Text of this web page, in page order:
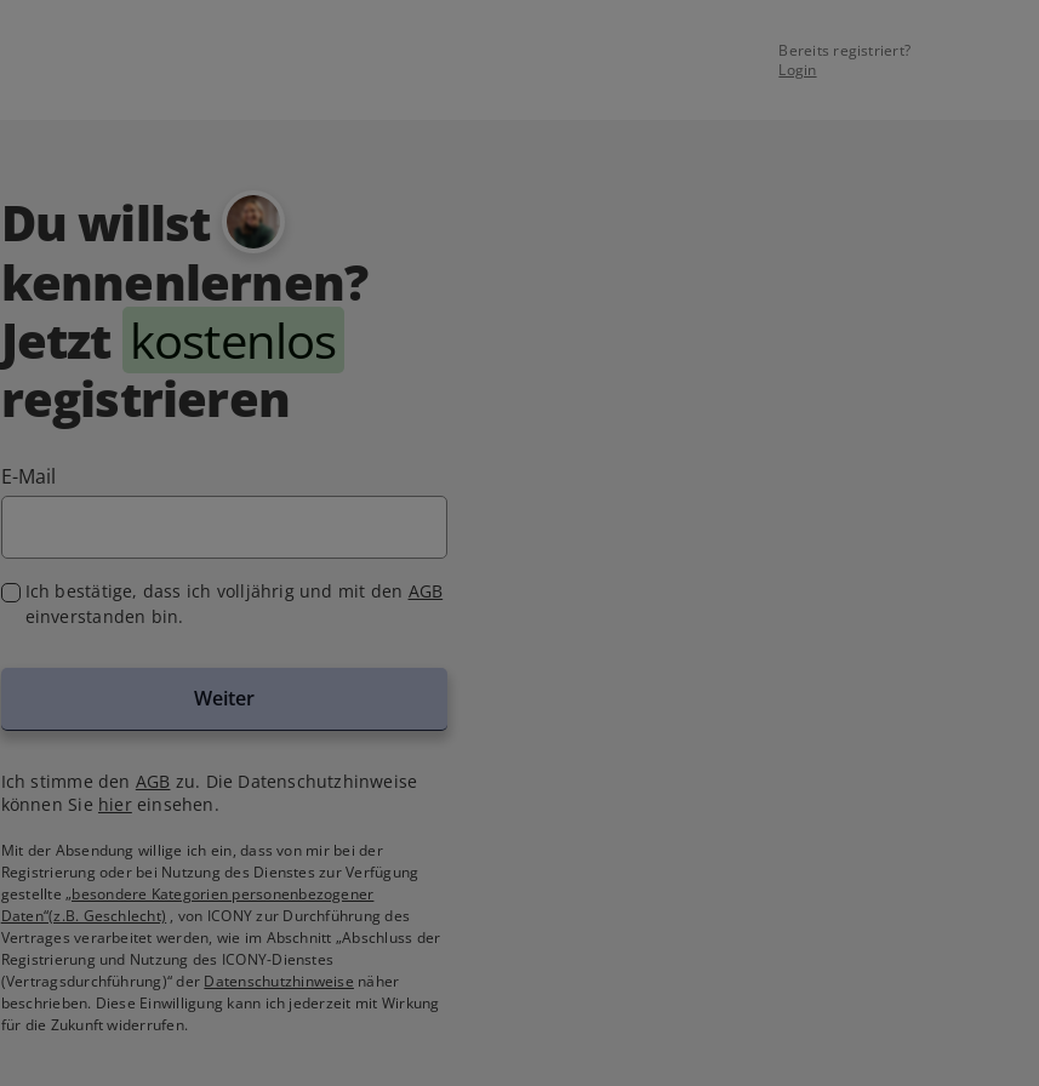
Bereits registriert?
Login
Du willst
kennenlernen?
Jetzt kostenlos
registrieren
E-Mail
Ich bestätige, dass ich volljährig und mit den AGB
einverstanden bin.
Weiter
Ich stimme den AGB zu. Die Datenschutzhinweise
können Sie hiereinsehen.
Mit der Absendung willige ich ein, dass von mir bei der
Registrierung oder bei Nutzung des Dienstes zur Verfügung
gestellte„besondere Kategorien personenbezogener
Daten“(z.B. Geschlecht) , von ICONY zur Durchführung des
Vertrages verarbeitet werden, wie im Abschnitt „Abschluss der
Registrierung und Nutzung des ICONY-Dienstes
(Vertragsdurchführung)“ der Datenschutzhinweise näher
beschrieben. Diese Einwilligung kann ich jederzeit mit Wirkung
für die Zukunft widerrufen.